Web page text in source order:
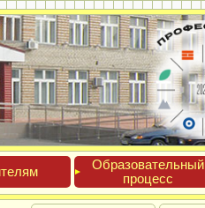
Обра­зова­тель­ный
про­цесс